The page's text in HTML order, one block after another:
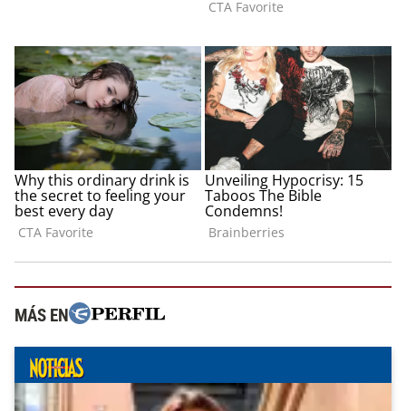
MÁS EN